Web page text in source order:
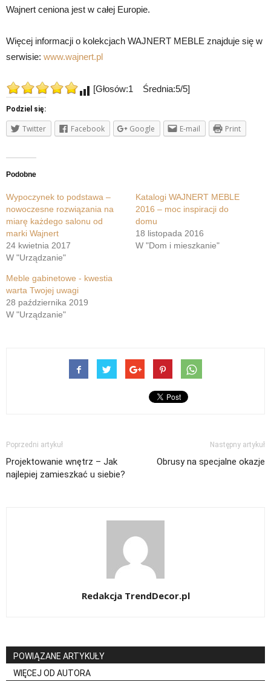
Wajnert ceniona jest w całej Europie.
Więcej informacji o kolekcjach WAJNERT MEBLE znajduje się w
serwisie: www.wajnert.pl
[Głosów:1 Średnia:5/5]
Podziel się:
Twitter Facebook Google E-mail Print
Podobne
Wypoczynek to podstawa –
nowoczesne rozwiązania na
miarę każdego salonu od
marki Wajnert
24 kwietnia 2017
W "Urządzanie"
Katalogi WAJNERT MEBLE
2016 – moc inspiracji do
domu
18 listopada 2016
W "Dom i mieszkanie"
Meble gabinetowe - kwestia
warta Twojej uwagi
28 października 2019
W "Urządzanie"
Poprzedni artykuł
Projektowanie wnętrz – Jak
najlepiej zamieszkać u siebie?
Następny artykuł
Obrusy na specjalne okazje
Redakcja TrendDecor.pl
POWIĄZANE ARTYKUŁY
WIĘCEJ OD AUTORA